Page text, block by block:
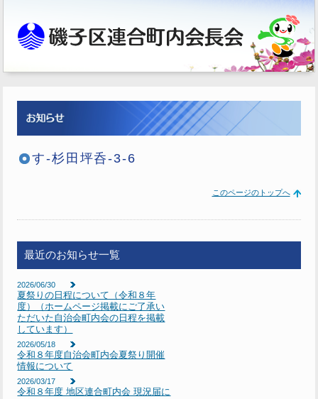
す-杉田坪呑-3-6
このページのトップへ
最近のお知らせ一覧
2026/06/30
夏祭りの日程について（令和８年
度）（ホームページ掲載にご了承い
ただいた自治会町内会の日程を掲載
しています）
2026/05/18
令和８年度自治会町内会夏祭り開催
情報について
2026/03/17
令和８年度 地区連合町内会 現況届に